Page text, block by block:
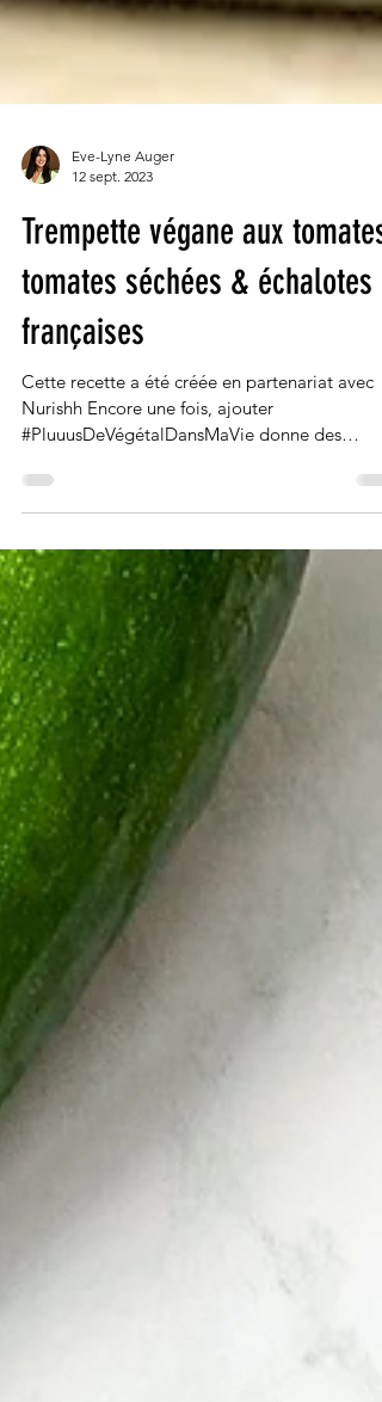
Eve-Lyne Auger
12 sept. 2023
Trempette végane aux tomates,
tomates séchées & échalotes
françaises
Cette recette a été créée en partenariat avec
#PluuusDeVégétalDansMaVie donne des
résultats...